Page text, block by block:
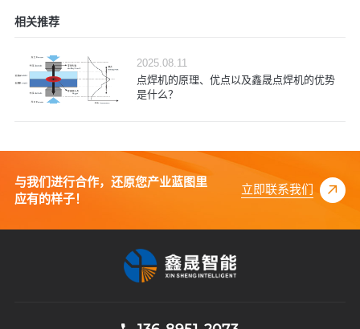
相关推荐
2025.08.11
点焊机的原理、优点以及鑫晟点焊机的优势
是什么？
与我们进行合作，还原您产业蓝图里
应有的样子！
立即联系我们